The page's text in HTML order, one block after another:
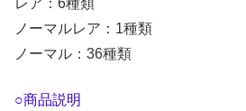
レア：6種類
ノーマルレア：1種類
ノーマル：36種類
○商品説明